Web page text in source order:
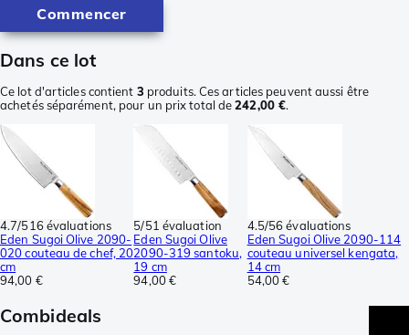
Commencer
Dans ce lot
Ce lot d'articles contient 3 produits. Ces articles peuvent aussi être
achetés séparément, pour un prix total de242,00 €.
4.7/516 évaluations
Eden Sugoi Olive 2090-
020 couteau de chef, 20
cm
94,00 €
5/51 évaluation
Eden Sugoi Olive
2090-319 santoku,
19 cm
94,00 €
4.5/56 évaluations
Eden Sugoi Olive 2090-114
couteau universel kengata,
14 cm
54,00 €
Combideals